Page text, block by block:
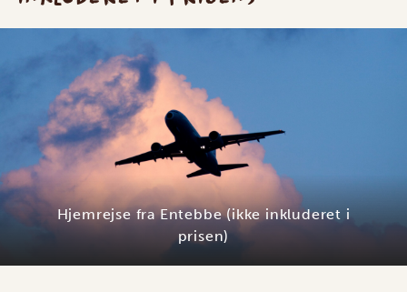
Hjemrejse fra Entebbe (ikke inkluderet i
prisen)